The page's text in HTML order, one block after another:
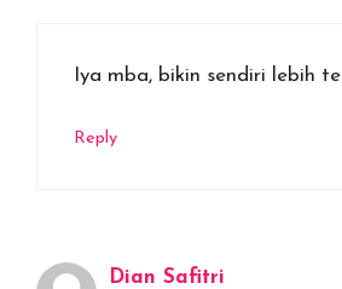
Iya mba, bikin sendiri lebih
Reply
Dian Safitri